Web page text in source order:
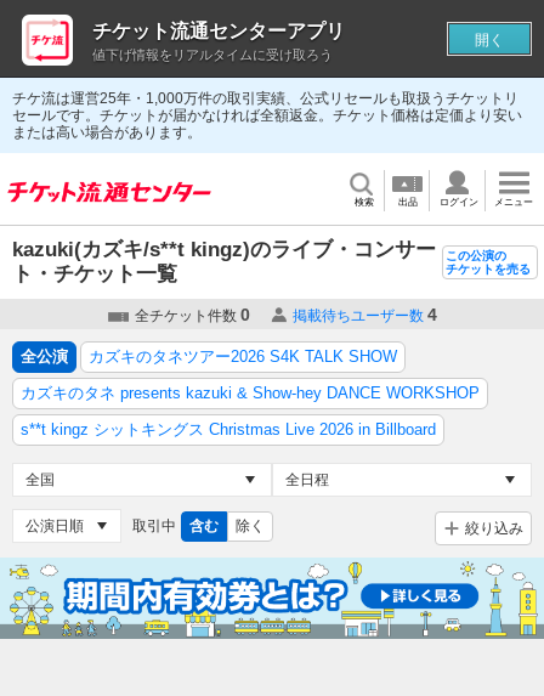
チケ流は運営25年・1,000万件の取引実績、公式リセールも取扱うチケットリ
セールです。チケットが届かなければ全額返金。チケット価格は定価より安い
または高い場合があります。
検索 出品 ログイン メニュー
kazuki(カズキ/s**t kingz)のライブ・コンサー
ト・チケット一覧
この公演の
チケットを売る
全チケット件数 0 掲載待ちユーザー数 4
全公演
カズキのタネツアー2026 S4K TALK SHOW
カズキのタネ presents kazuki & Show-hey DANCE WORKSHOP
s**t kingz シットキングス Christmas Live 2026 in Billboard
取引中 含む 除く 絞り込み
チケット流通センターアプリ
値下げ情報をリアルタイムに受け取ろう
開く